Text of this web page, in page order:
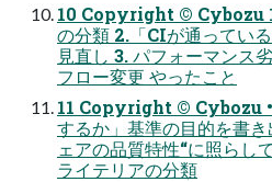
10 Copyright © Cybozu
の分類 2.「CIが通ってい
見直し 3. パフォーマンス
フロー変更 やったこと
11 Copyright © Cybozu •
するか」基準の目的を書き
ェアの品質特性“に照らし
ライテリアの分類